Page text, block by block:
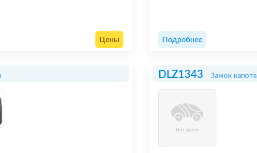
Цены Подробнее
DLZ1343 Замок капота